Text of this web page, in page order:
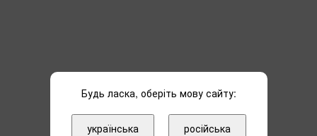
Будь ласка, оберіть мову сайту:
українська російська